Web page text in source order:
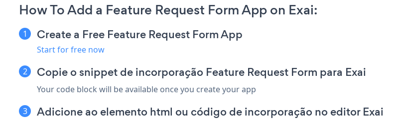
How To Add a Feature Request Form App on Exai:
Create a Free Feature Request Form App
Start for free now
Copie o snippet de incorporação Feature Request Form para Exai
Your code block will be available once you create your app
Adicione ao elemento html ou código de incorporação no editor Exai